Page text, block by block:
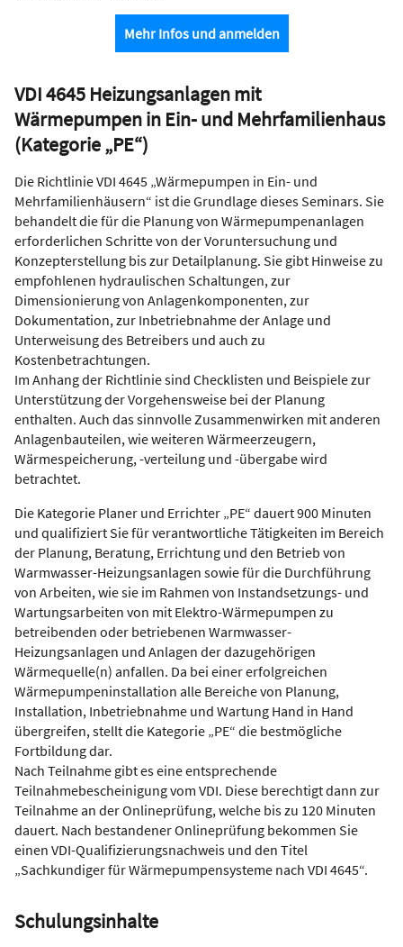
Mehr Infos und anmelden
VDI 4645 Heizungsanlagen mit
Wärmepumpen in Ein- und Mehrfamilienhaus
(Kategorie „PE“)
Die Richtlinie VDI 4645 „Wärmepumpen in Ein- und
Mehrfamilienhäusern“ ist die Grundlage dieses Seminars. Sie
behandelt die für die Planung von Wärmepumpenanlagen
erforderlichen Schritte von der Voruntersuchung und
Konzepterstellung bis zur Detailplanung. Sie gibt Hinweise zu
empfohlenen hydraulischen Schaltungen, zur
Dimensionierung von Anlagenkomponenten, zur
Dokumentation, zur Inbetriebnahme der Anlage und
Unterweisung des Betreibers und auch zu
Kostenbetrachtungen.
Im Anhang der Richtlinie sind Checklisten und Beispiele zur
Unterstützung der Vorgehensweise bei der Planung
enthalten. Auch das sinnvolle Zusammenwirken mit anderen
Anlagenbauteilen, wie weiteren Wärmeerzeugern,
Wärmespeicherung, -verteilung und -übergabe wird
betrachtet.
Die Kategorie Planer und Errichter „PE“ dauert 900 Minuten
und qualifiziert Sie für verantwortliche Tätigkeiten im Bereich
der Planung, Beratung, Errichtung und den Betrieb von
Warmwasser-Heizungsanlagen sowie für die Durchführung
von Arbeiten, wie sie im Rahmen von Instandsetzungs- und
Wartungsarbeiten von mit Elektro-Wärmepumpen zu
betreibenden oder betriebenen Warmwasser-
Heizungsanlagen und Anlagen der dazugehörigen
Wärmequelle(n) anfallen. Da bei einer erfolgreichen
Wärmepumpeninstallation alle Bereiche von Planung,
Installation, Inbetriebnahme und Wartung Hand in Hand
übergreifen, stellt die Kategorie „PE“ die bestmögliche
Fortbildung dar.
Nach Teilnahme gibt es eine entsprechende
Teilnahmebescheinigung vom VDI. Diese berechtigt dann zur
Teilnahme an der Onlineprüfung, welche bis zu 120 Minuten
dauert. Nach bestandener Onlineprüfung bekommen Sie
einen VDI-Qualifizierungsnachweis und den Titel
„Sachkundiger für Wärmepumpensysteme nach VDI 4645“.
Schulungsinhalte